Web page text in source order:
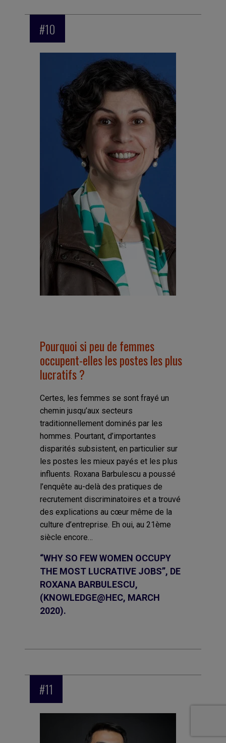
#10
Pourquoi si peu de femmes
occupent-elles les postes les plus
lucratifs ?
Certes, les femmes se sont frayé un
chemin jusqu’aux secteurs
traditionnellement dominés par les
hommes. Pourtant, d’importantes
disparités subsistent, en particulier sur
les postes les mieux payés et les plus
influents. Roxana Barbulescu a poussé
l’enquête au-delà des pratiques de
recrutement discriminatoires et a trouvé
des explications au cœur même de la
culture d’entreprise. Eh oui, au 21ème
siècle encore…
“WHY SO FEW WOMEN OCCUPY
THE MOST LUCRATIVE JOBS”, DE
ROXANA BARBULESCU,
(KNOWLEDGE@HEC, MARCH
2020).
#11